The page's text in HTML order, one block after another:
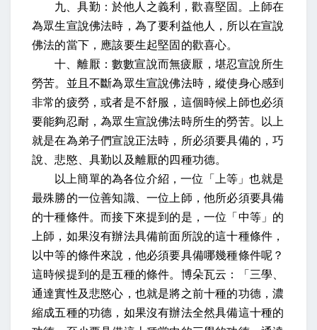
九、具勤：於他人之義利，歡喜堅固 。上師在
為眾生宣說佛法時，為了要利益他人，所以在宣說
佛法的當下，應該要生起堅固的歡喜心。
十、離厭：數數宣說而無疲厭，堪忍宣說所生
勞苦。並且不斷為眾生宣說佛法時，縱使身心感到
非常的疲勞，或者是不舒服，這個時候上師也必須
要能夠忍耐，為眾生宣說佛法時所生的勞苦。以上
就是在為弟子們宣說正法時，所必須要具備的，巧
說、悲愍、具勤以及離厭的四種功德。
以上簡單的為各位介紹，一位「上等」也就是
最殊勝的一位善知識、一位上師，他所必須要具備
的十種條件。而接下來提到的是，一位「中等」的
上師，如果沒有辦法具備前面所說的這十種條件，
以中等的條件來說，他必須要具備哪幾種條件呢？
這時候提到的是五種的條件。 博朵瓦云：「三學、
通達實性及悲愍心 ，也就是將之前十種的功德，濃
縮成五種的功德，如果沒有辦法全然具備這十種的